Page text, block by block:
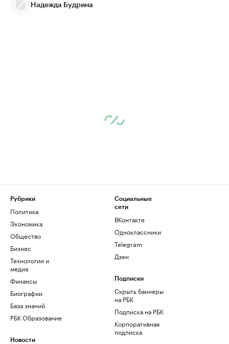
Надежда Будрина
Рубрики
Политика
Экономика
Общество
Бизнес
Технологии и
медиа
Финансы
Биографии
База знаний
РБК Образование
Новости
Социальные
сети
ВКонтакте
Одноклассники
Telegram
Дзен
Подписки
Скрыть баннеры
на РБК
Подписка на РБК
Корпоративная
подписка